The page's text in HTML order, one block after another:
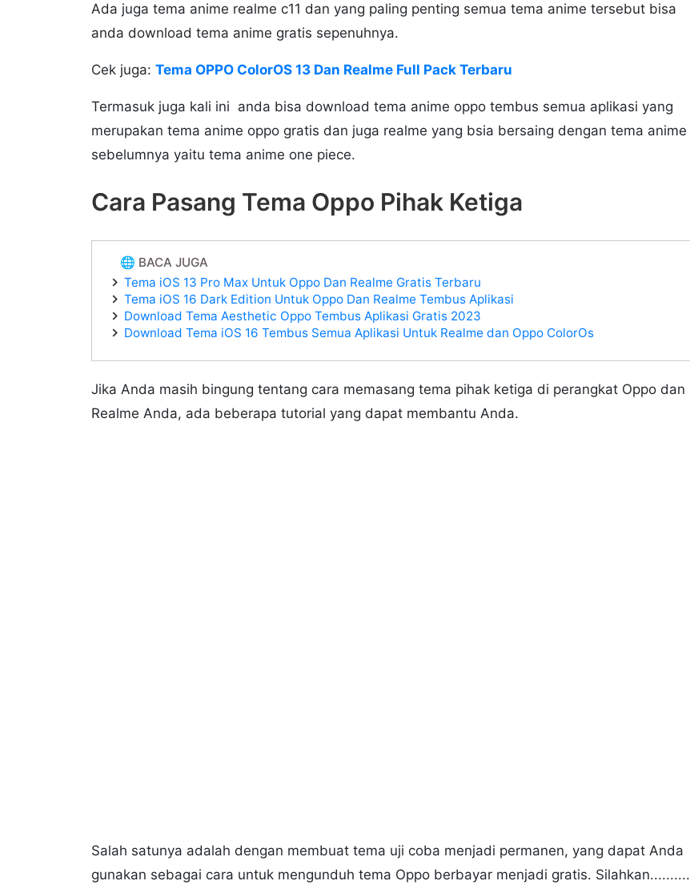
Ada juga tema anime realme c11 dan yang paling penting semua tema anime tersebut bisa
anda download tema anime gratis sepenuhnya.
Cek juga: Tema OPPO ColorOS 13 Dan Realme Full Pack Terbaru
Termasuk juga kali ini anda bisa download tema anime oppo tembus semua aplikasi yang
merupakan tema anime oppo gratis dan juga realme yang bsia bersaing dengan tema anime
sebelumnya yaitu tema anime one piece.
Cara Pasang Tema Oppo Pihak Ketiga
🌐 BACA JUGA
Tema iOS 13 Pro Max Untuk Oppo Dan Realme Gratis Terbaru
Tema iOS 16 Dark Edition Untuk Oppo Dan Realme Tembus Aplikasi
Download Tema Aesthetic Oppo Tembus Aplikasi Gratis 2023
Download Tema iOS 16 Tembus Semua Aplikasi Untuk Realme dan Oppo ColorOs
Jika Anda masih bingung tentang cara memasang tema pihak ketiga di perangkat Oppo dan
Realme Anda, ada beberapa tutorial yang dapat membantu Anda.
Salah satunya adalah dengan membuat tema uji coba menjadi permanen, yang dapat Anda
gunakan sebagai cara untuk mengunduh tema Oppo berbayar menjadi gratis. Silahkan..........